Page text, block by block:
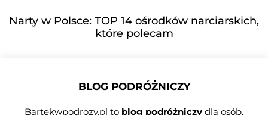
Narty w Polsce: TOP 14 ośrodków narciarskich,
które polecam
BLOG PODRÓŻNICZY
Bartekwpodrozy.pl to blog podróżniczy dla osób,